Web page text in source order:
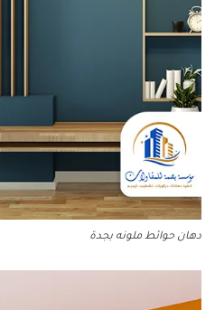
دهان حوائط ملونه بجدة